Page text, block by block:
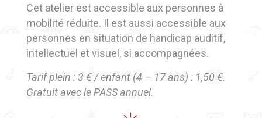
Cet atelier est accessible aux personnes à
mobilité réduite. Il est aussi accessible aux
personnes en situation de handicap auditif,
intellectuel et visuel, si accompagnées.
Tarif plein : 3 € / enfant (4 – 17 ans) : 1,50 €.
Gratuit avec le PASS annuel.